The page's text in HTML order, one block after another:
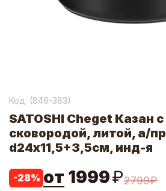
Код: (846-383)
SATOSHI Cheget Казан
сковородой, литой, а/
d24х11,5+3,5см, инд-я
-28% от 1999₽2799₽